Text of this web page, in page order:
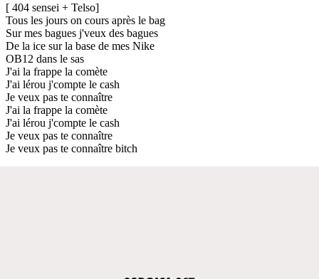
[ 404 sensei + Telso]
Tous les jours on cours après le bag
Sur mes bagues j'veux des bagues
De la ice sur la base de mes Nike
OB12 dans le sas
J'ai la frappe la comète
J'ai lérou j'compte le cash
Je veux pas te connaître
J'ai la frappe la comète
J'ai lérou j'compte le cash
Je veux pas te connaître
Je veux pas te connaître bitch